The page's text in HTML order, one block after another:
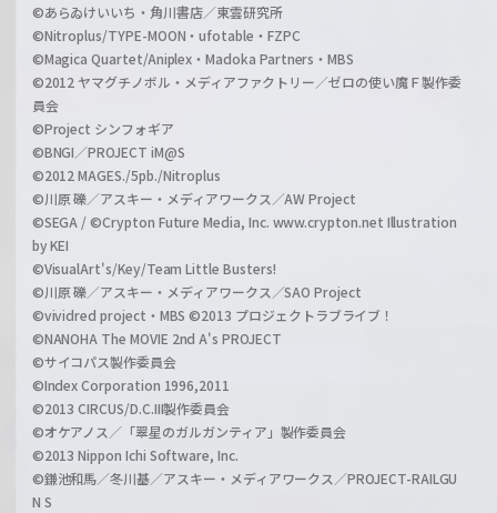
©あらゐけいいち・角川書店／東雲研究所
©Nitroplus/TYPE-MOON・ufotable・FZPC
©Magica Quartet/Aniplex・Madoka Partners・MBS
©2012 ヤマグチノボル・メディアファクトリー／ゼロの使い魔Ｆ製作委
員会
©Project シンフォギア
©BNGI／PROJECT iM@S
©2012 MAGES./5pb./Nitroplus
©川原 礫／アスキー・メディアワークス／AW Project
©SEGA / ©Crypton Future Media, Inc. www.crypton.net Illustration
by KEI
©VisualArt's/Key/Team Little Busters!
©川原 礫／アスキー・メディアワークス／SAO Project
©vividred project・MBS ©2013 プロジェクトラブライブ！
©NANOHA The MOVIE 2nd A's PROJECT
©サイコパス製作委員会
©Index Corporation 1996,2011
©2013 CIRCUS/D.C.III製作委員会
©オケアノス／「翠星のガルガンティア」製作委員会
©2013 Nippon Ichi Software, Inc.
©鎌池和馬／冬川基／アスキー・メディアワークス／PROJECT-RAILGU
N S